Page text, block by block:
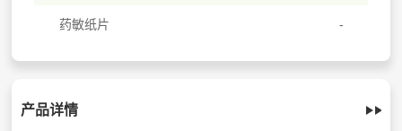
药敏纸片
产品详情